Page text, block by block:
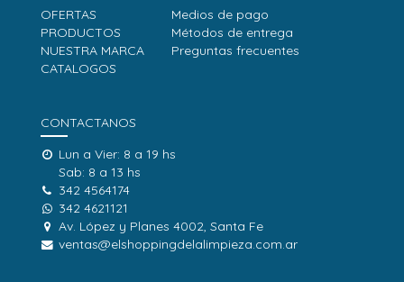
OFERTAS
PRODUCTOS
NUESTRA MARCA
CATALOGOS
Medios de pago
Métodos de entrega
Preguntas frecuentes
CONTACTANOS
Lun a Vier: 8 a 19 hs
Sab: 8 a 13 hs
342 4564174
342 4621121
Av. López y Planes 4002, Santa Fe
ventas@elshoppingdelalimpieza.com.ar